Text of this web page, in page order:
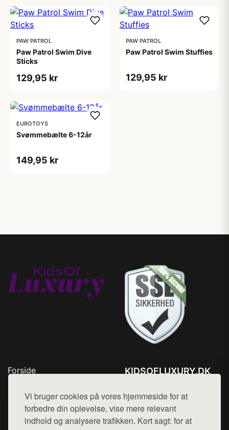
Vi bruger cookies på vores hjemmeside for at
forbedre din oplevelse, vise mere relevant
indhold og analysere trafikken. Kort sagt: for at
PAW PATROL
Paw Patrol Swim Dive
Sticks
129,95 kr
PAW PATROL
Paw Patrol Swim Stuffies
129,95 kr
EUROTOYS
Svømmebælte 6-12år
149,95 kr
Forside
Top Rabatter
Kontakt
KIDSOFLUXURY.DK
Mail: hej@want.dk
Cookie- og privatlivspolitik